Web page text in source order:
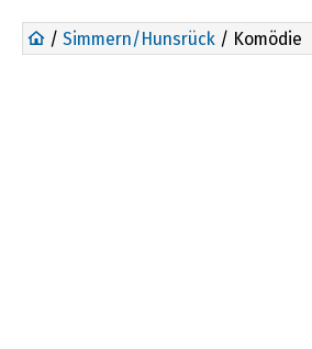
/ Simmern/Hunsrück / Komödie